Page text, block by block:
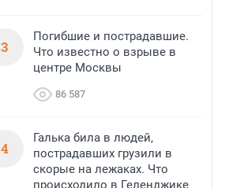
3
Погибшие и пострадавшие.
Что известно о взрыве в
центре Москвы
86 587
4
Галька била в людей,
пострадавших грузили в
скорые на лежаках. Что
происходило в Геленджике